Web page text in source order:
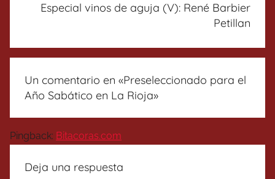
Especial vinos de aguja (V): René Barbier
Petillan
Un comentario en «Preseleccionado para el
Año Sabático en La Rioja»
Pingback: Bitacoras.com
Deja una respuesta